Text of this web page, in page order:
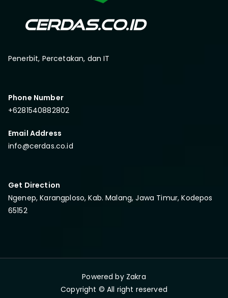
Penerbit, Percetakan, dan IT
Phone Number
+6281540882802
Email Address
info@cerdas.co.id
Get Direction
Ngenep, Karangploso, Kab. Malang, Jawa Timur, Kodepos
65152
Powered by Zakra
Copyright © All right reserved